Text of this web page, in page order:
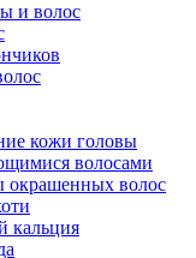
и волос
кожи головы
волосами
окрашенных волос
кальция